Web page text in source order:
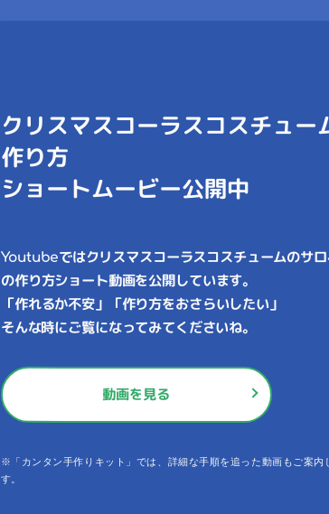
クリスマスコーラスコスチュー
作り方
ショートムービー公開中
Youtubeではクリスマスコーラスコスチュームのサ
の作り方ショート動画を公開しています。
「作れるか不安」「作り方をおさらいしたい」
そんな時にご覧になってみてくださいね。
動画を見る
※「カンタン手作りキット」では、詳細な手順を追った動画もご案内
す。